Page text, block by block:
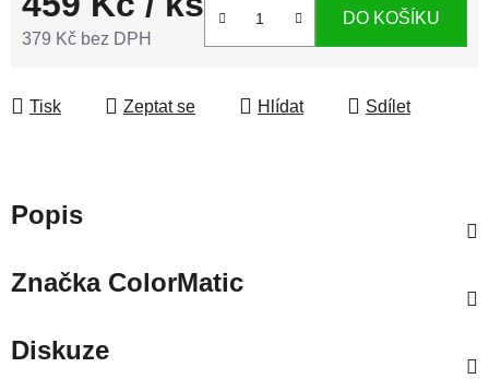
379 Kč bez DPH
DO KOŠÍKU
Tisk Zeptat se Hlídat Sdílet
Popis
ZnačkaColorMatic
Diskuze